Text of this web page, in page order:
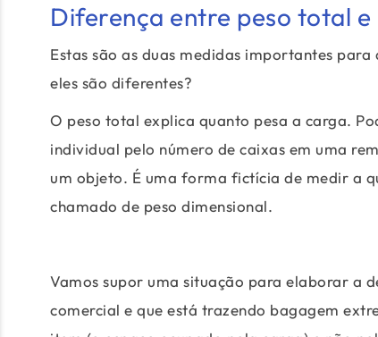
Diferença entre peso total
Estas são as duas medidas importantes
eles são diferentes?
O peso total explica quanto pesa a carga.
individual pelo número de caixas em uma
um objeto. É uma forma fictícia de medir a
chamado de peso dimensional.
Vamos supor uma situação para elaborar a
comercial e que está trazendo bagagem